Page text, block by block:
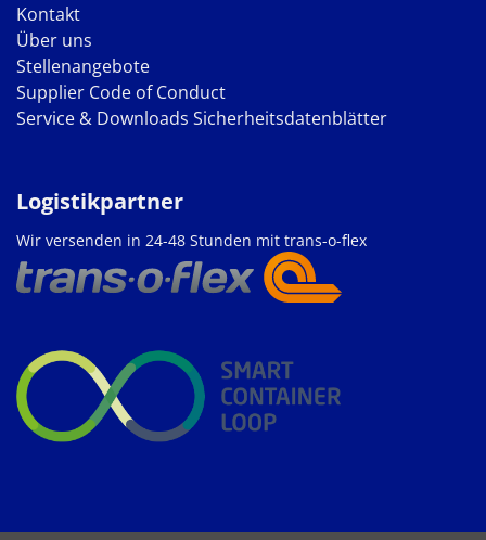
Kontakt
Über uns
Stellenangebote
Supplier Code of Conduct
Service & Downloads Sicherheitsdatenblätter
Logistikpartner
Wir versenden in 24-48 Stunden mit trans-o-flex